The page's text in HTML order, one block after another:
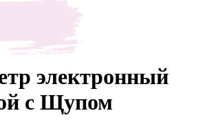
электронный
с Щупом